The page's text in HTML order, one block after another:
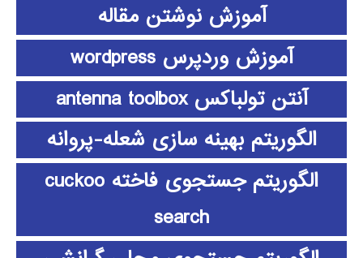
آموزش نوشتن مقاله
آموزش وردپرس wordpress
آنتن تولباکس antenna toolbox
الگوریتم بهینه سازی شعله-پروانه
الگوریتم جستجوی فاخته cuckoo
search